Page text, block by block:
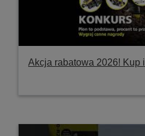
Akcja rabatowa 2026! Kup